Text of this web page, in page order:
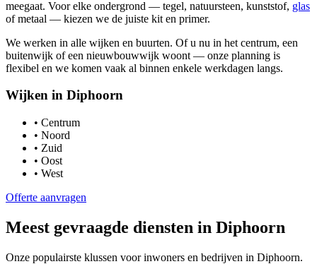
meegaat. Voor elke ondergrond — tegel, natuursteen, kunststof, glas
of metaal — kiezen we de juiste kit en primer.
We werken in alle wijken en buurten. Of u nu in het centrum, een
buitenwijk of een nieuwbouwwijk woont — onze planning is
flexibel en we komen vaak al binnen enkele werkdagen langs.
Wijken in Diphoorn
• Centrum
• Noord
• Zuid
• Oost
• West
Offerte aanvragen
Meest gevraagde diensten in Diphoorn
Onze populairste klussen voor inwoners en bedrijven in Diphoorn.